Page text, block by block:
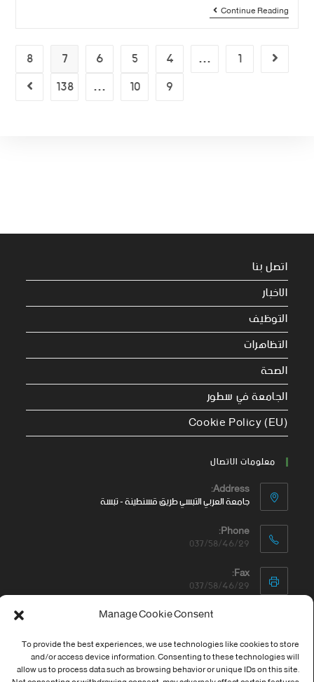
Manage Cookie Consent
To provide the best experiences, we use technologies like cookies to store
and/or access device information. Consenting to these technologies will
allow us to process data such as browsing behavior or unique IDs on this site.
Continue Reading
1
…
4
5
6
7
8
9
10
…
138
اتصل بنا
الاخبار
التوظيف
التظاهرات
الصحة
الجامعة في سطور
Cookie Policy (EU)
معلومات الاتصال
Address:
جامعة العربي التبسي طريق قسنطينة - تبسة
Phone:
037/58/46/29
Fax:
037/58/46/29
Website:
الموقع الرسمي لجامعة العربي التبسي